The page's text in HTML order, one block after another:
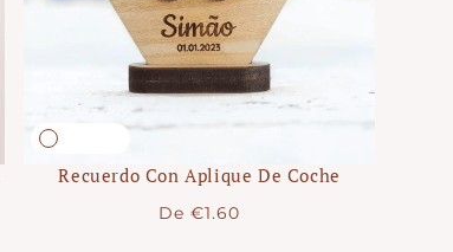
Recuerdo Con Aplique De Coche
Precio
De€1.60